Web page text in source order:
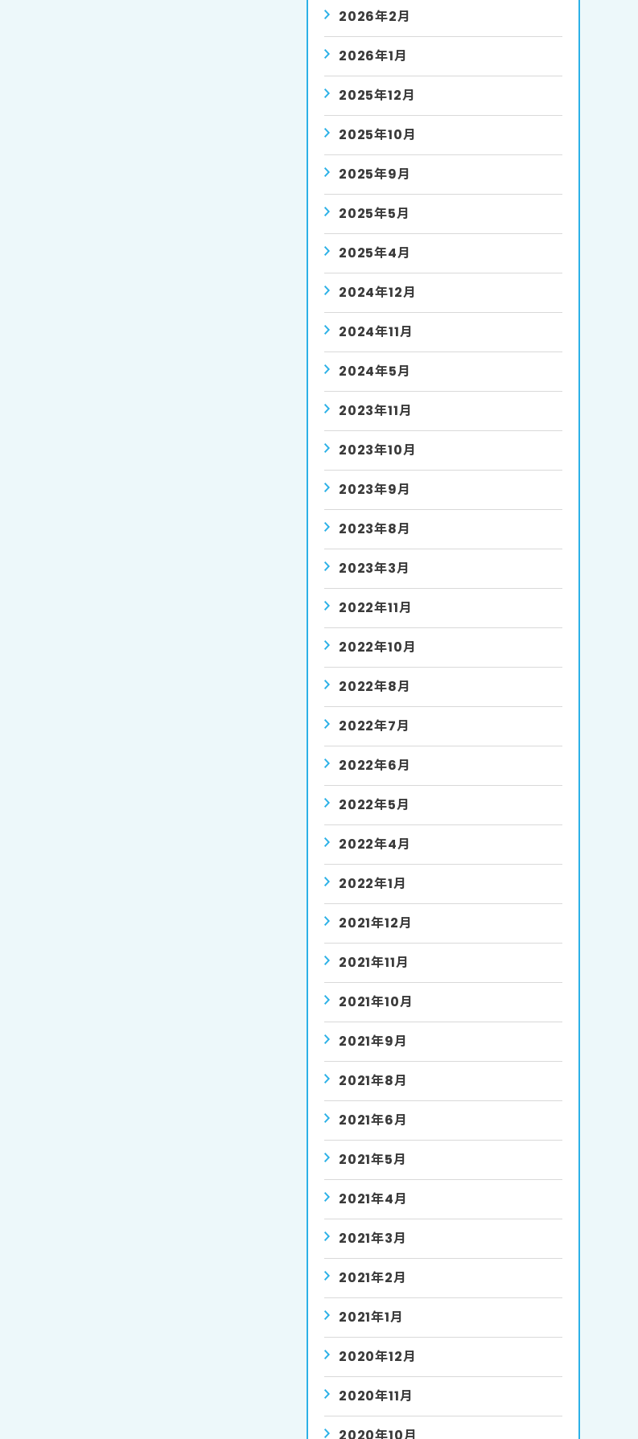
2026年2月
2026年1月
2025年12月
2025年10月
2025年9月
2025年5月
2025年4月
2024年12月
2024年11月
2024年5月
2023年11月
2023年10月
2023年9月
2023年8月
2023年3月
2022年11月
2022年10月
2022年8月
2022年7月
2022年6月
2022年5月
2022年4月
2022年1月
2021年12月
2021年11月
2021年10月
2021年9月
2021年8月
2021年6月
2021年5月
2021年4月
2021年3月
2021年2月
2021年1月
2020年12月
2020年11月